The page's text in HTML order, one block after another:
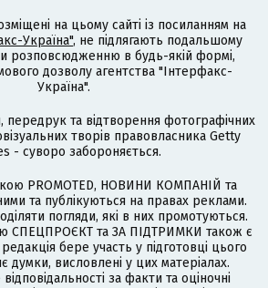
на цьому сайті із посиланням на
Україна", не підлягають подальшому
розповсюдженню в будь-якій формі,
дозволу агентства "Інтерфакс-
Україна".
передрук та відтворення фотографічних
творів правовласника Getty
- суворо забороняється.
PROMOTED, НОВИНИ КОМПАНІЙ та
та публікуються на правах реклами.
погляди, які в них промотуються.
СПЕЦПРОЄКТ та ЗА ПІДТРИМКИ також є
бере участь у підготовці цього
думки, висловлені у цих матеріалах.
за факти та оціночні